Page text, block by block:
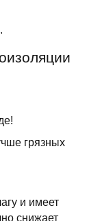
грязных
и имеет
снижает